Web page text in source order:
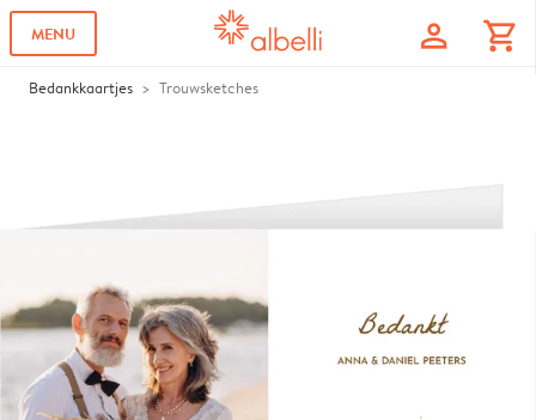
MENU profile shopping_cart
Bedankkaartjes Trouwsketches